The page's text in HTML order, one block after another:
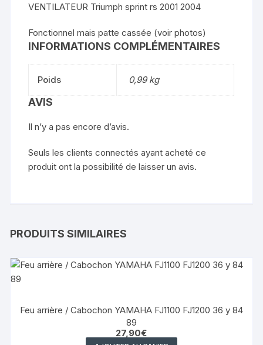
VENTILATEUR Triumph sprint rs 2001 2004
Fonctionnel mais patte cassée (voir photos)
INFORMATIONS COMPLÉMENTAIRES
Poids 0,99 kg
AVIS
Il n’y a pas encore d’avis.
Seuls les clients connectés ayant acheté ce
produit ont la possibilité de laisser un avis.
PRODUITS SIMILAIRES
Feu arrière / Cabochon YAMAHA FJ1100 FJ1200 36 y 84
89
27,90€